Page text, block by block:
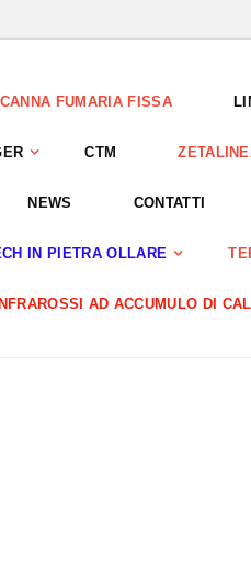
FUMARIA FISSA
CTM
NEWS CONTATTI
IN PIETRA OLLARE
AD ACCUMULO DI